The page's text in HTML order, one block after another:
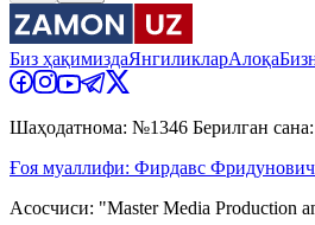
Биз ҳақимиздаЯнгиликларАлоқа
Шаҳодатнома: №1346 Берилган
Ғоя муаллифи: Фирдавс
Асосчиси: "Master Media Production